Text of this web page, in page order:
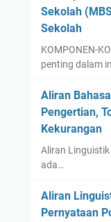
Sekolah
Sekolah
KOMPONEN-
penting dalam
Aliran
Pengertian,
Kekurangan
Aliran
ada…
Aliran
Pernyataan